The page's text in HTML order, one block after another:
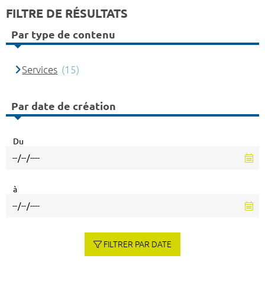
FILTRE DE RÉSULTATS
Par type de contenu
Services (15)
Par date de création
Du
à
FILTRER PAR DATE